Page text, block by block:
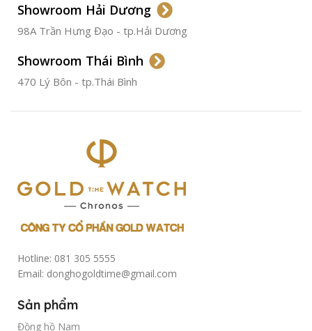
CHỐNG NƯỚC
Showroom Hải Dương
98A Trần Hưng Đạo - tp.Hải Dương
Showroom Thái Bình
470 Lý Bôn - tp.Thái Bình
Hotline: 081 305 5555
Email: donghogoldtime@gmail.com
Sản phẩm
Đồng hồ Nam